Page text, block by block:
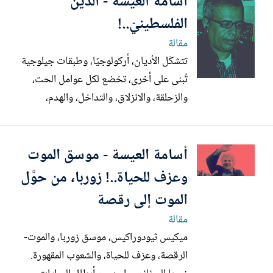
تكون إلَّا وجهة نظر. مثلاً الإسلام السني
المعاصر كما...
الفلسطينيّ..!
مقالة
تتشكّل الأديان، أركولوجيًا، وطبقات جيلوجية
تُبنى على أخرى، تخضع لكل عوامل الحت،
والزحلقة، والانزلاق، والتداخل، والهدم،
تكاد تكون غير معروفة، إرهاصات لتكوّن
الدين الفلسطينيّ، عبر الطبقات الأركولوجية،
في واحدة من...
أسامة العيسة - موسق الموت
وعزف للحياة..! زوربا، من حوَّل
الموت إلى رقصة
مقالة
ميكيس ثيودوراكيس، موسق زوربا، والموت-
الرقصة، وعزف للحياة، والشعوب المقهورة.